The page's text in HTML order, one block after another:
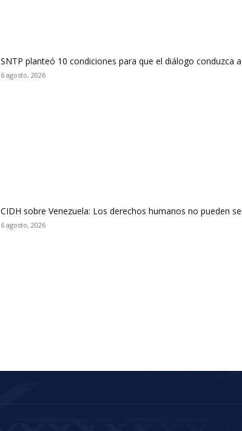
SNTP planteó 10 condiciones para que el diálogo conduzca
6 agosto, 2026
CIDH sobre Venezuela: Los derechos humanos no pueden
6 agosto, 2026